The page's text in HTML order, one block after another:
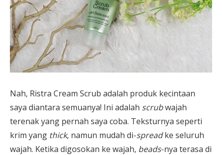
Nah, Ristra Cream Scrub adalah produk kecintaan
saya diantara semuanya! Ini adalah scrubwajah
terenak yang pernah saya coba. Teksturnya seperti
krim yang thick, namun mudah di-spreadke seluruh
wajah. Ketika digosokan ke wajah, beads-nya terasa di